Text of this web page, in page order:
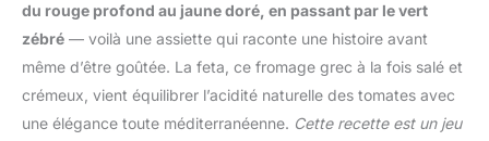
du rouge profond au jaune doré, en passant par le vert
zébré — voilà une assiette qui raconte une histoire avant
même d’être goûtée. La feta, ce fromage grec à la fois salé et
crémeux, vient équilibrer l’acidité naturelle des tomates avec
une élégance toute méditerranéenne. Cette recette est un jeu